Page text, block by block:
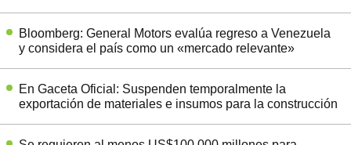
Bloomberg: General Motors evalúa regreso a Venezuela
y considera el país como un «mercado relevante»
En Gaceta Oficial: Suspenden temporalmente la
exportación de materiales e insumos para la construcción